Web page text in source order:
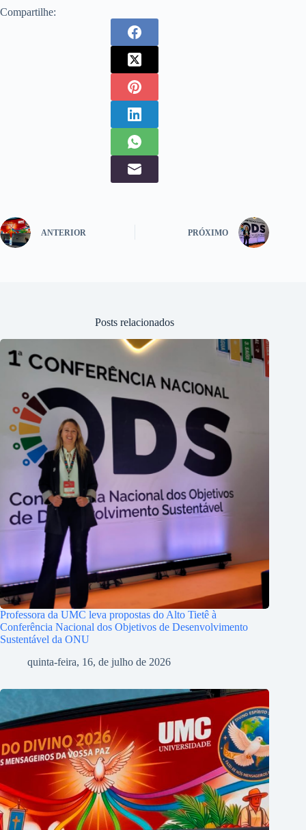
Compartilhe:
ANTERIOR PRÓXIMO
Posts relacionados
Professora da UMC leva propostas do Alto Tietê à
Conferência Nacional dos Objetivos de Desenvolvimento
Sustentável da ONU
quinta-feira, 16, de julho de 2026